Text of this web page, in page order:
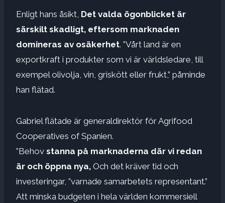
Enligt hans åsikt, Det valda ögonblicket är
särskilt skadligt, eftersom marknaden
domineras av osäkerhet. ”Vårt land är en
exportkraft i produkter som vi är världsledare, till
exempel olivolja, vin, griskött eller frukt,” påminde
han flätad.
Gabriel flätade är generaldirektör för Agrifood
Cooperatives of Spanien.
”Behov stanna på marknaderna där vi redan
är och öppna nya, Och det kräver tid och
investeringar, ”varnade samarbetets representant.”
Att minska budgeten i hela världen kommersiell